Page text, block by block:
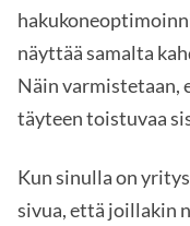
näyttää samalta
Näin varmistetaan,
täyteen toistuvaa
Kun sinulla on
sivua, että joillakin